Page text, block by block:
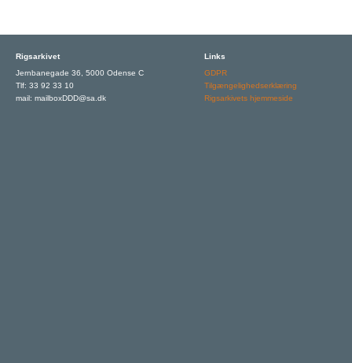
Rigsarkivet
Jernbanegade 36, 5000 Odense C
Tlf: 33 92 33 10
mail: mailboxDDD@sa.dk
Links
GDPR
Tilgængelighedserklæring
Rigsarkivets hjemmeside